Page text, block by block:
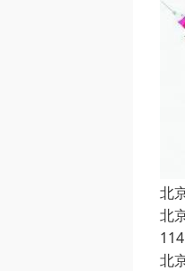
北
北
北